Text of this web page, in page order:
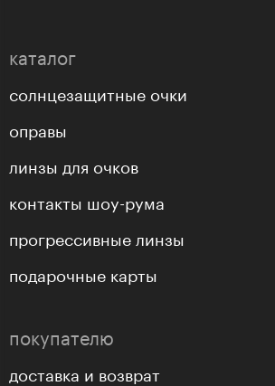
каталог
солнцезащитные очки
оправы
линзы для очков
контакты шоу-рума
прогрессивные линзы
подарочные карты
покупателю
доставка и возврат